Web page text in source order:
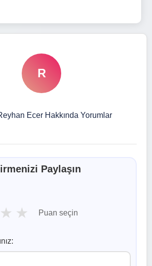
R
Ecer Hakkında Yorumlar
Paylaşın
★ ★ Puan seçin